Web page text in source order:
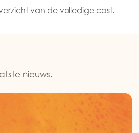
van de volledige cast.
nieuws.